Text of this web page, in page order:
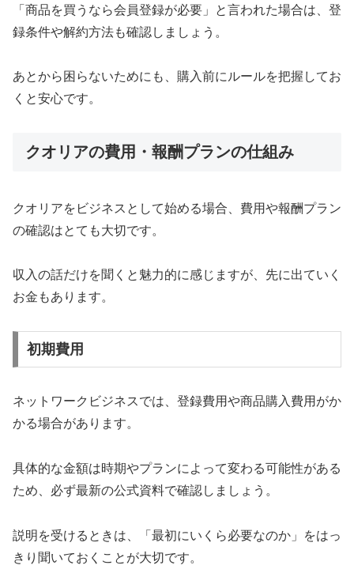
「商品を買うなら会員登録が必要」と言われた場合は、登
録条件や解約方法も確認しましょう。
あとから困らないためにも、購入前にルールを把握してお
くと安心です。
クオリアの費用・報酬プランの仕組み
クオリアをビジネスとして始める場合、費用や報酬プラン
の確認はとても大切です。
収入の話だけを聞くと魅力的に感じますが、先に出ていく
お金もあります。
初期費用
ネットワークビジネスでは、登録費用や商品購入費用がか
かる場合があります。
具体的な金額は時期やプランによって変わる可能性がある
ため、必ず最新の公式資料で確認しましょう。
説明を受けるときは、「最初にいくら必要なのか」をはっ
きり聞いておくことが大切です。